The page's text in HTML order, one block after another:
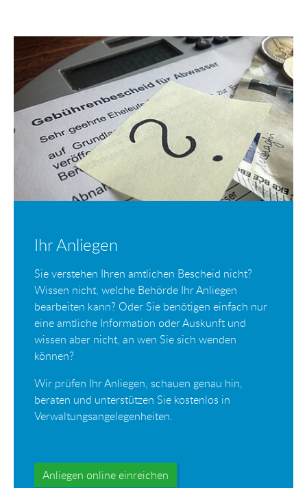
Ihr Anliegen
Sie verstehen Ihren amtlichen Bescheid nicht?
Wissen nicht, welche Behörde Ihr Anliegen
bearbeiten kann? Oder Sie benötigen einfach nur
eine amtliche Information oder Auskunft und
wissen aber nicht, an wen Sie sich wenden
können?
Wir prüfen Ihr Anliegen, schauen genau hin,
beraten und unterstützen Sie kostenlos in
Verwaltungsangelegenheiten.
Anliegen online einreichen